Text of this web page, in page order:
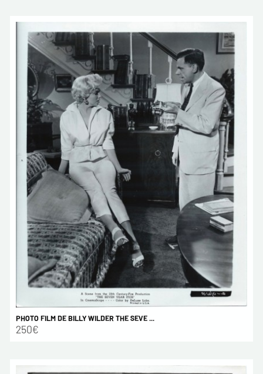
PHOTO FILM DE BILLY WILDER THE SEVE ...
250€